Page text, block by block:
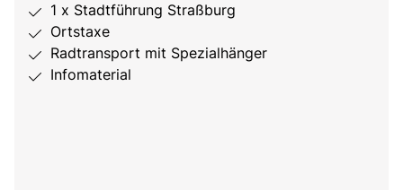
1 x Stadtführung Straßburg
Ortstaxe
Radtransport mit Spezialhänger
Infomaterial